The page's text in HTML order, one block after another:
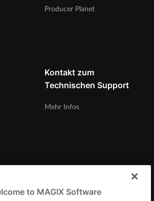
Producer Planet
Kontakt zum
Technischen Support
Mehr Infos
Österreich
to MAGIX Software